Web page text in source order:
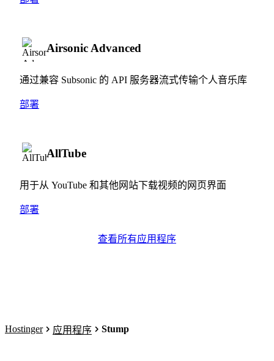
Airsonic Advanced
通过兼容 Subsonic 的 API 服务器流式传输个人音乐库
部署
AllTube
用于从 YouTube 和其他网站下载视频的网页界面
部署
查看所有应用程序
Hostinger 应用程序 Stump